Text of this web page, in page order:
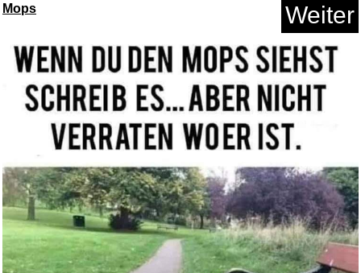
Artfeel Glitzer Leder Brieftas...
Mops Weiter